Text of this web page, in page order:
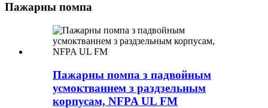
Пажарны помпа
Пажарны помпа з падвойным
усмоктваннем з раздзельным
корпусам, NFPA UL FM